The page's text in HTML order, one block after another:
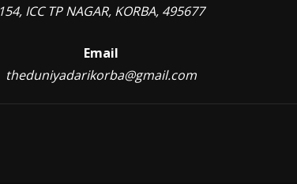
154, ICC TP NAGAR, KORBA, 495677
Email
theduniyadarikorba@gmail.com